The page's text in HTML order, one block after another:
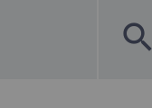
search